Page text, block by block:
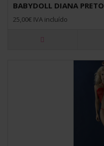
BABYDOLL DIANA PRETO
25,00€ IVA incluído